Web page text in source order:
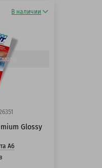
В наличии
Glossy
А6